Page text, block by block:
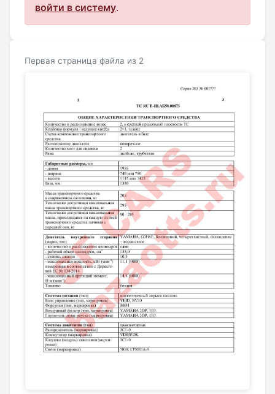
войти в систему.
Первая страница файла из 2